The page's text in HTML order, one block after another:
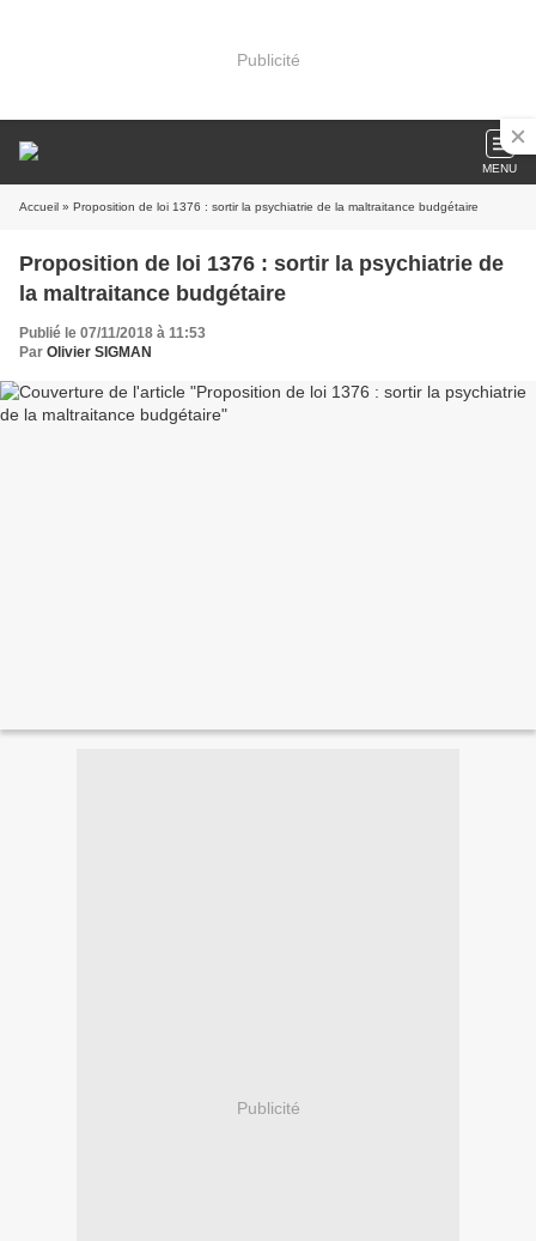
Publicité
MENU
Accueil » Proposition de loi 1376 : sortir la psychiatrie de la maltraitance budgétaire
Proposition de loi 1376 : sortir la psychiatrie de
la maltraitance budgétaire
Publié le 07/11/2018 à 11:53
Par Olivier SIGMAN
Publicité